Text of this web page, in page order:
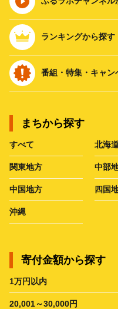
ランキングから探す
番組・特集・キャン
まちから探す
すべて 北海
関東地方 中部
中国地方 四国
沖縄
寄付金額から探す
1万円以内
20,001～30,000円